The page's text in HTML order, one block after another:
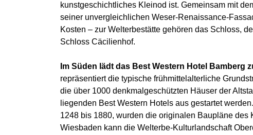
kunstgeschichtliches Kleinod ist. Gemeinsam mit
seiner unvergleichlichen Weser-Renaissance-
Kosten – zur Welterbestätte gehören das Schloss,
Schloss Cäcilienhof.
Im Süden lädt das Best Western Hotel Bamberg
repräsentiert die typische frühmittelalterliche
die über 1000 denkmalgeschützten Häuser der
liegenden Best Western Hotels aus gestartet
1248 bis 1880, wurden die originalen Baupläne des
Wiesbaden kann die Welterbe-Kulturlandschaft